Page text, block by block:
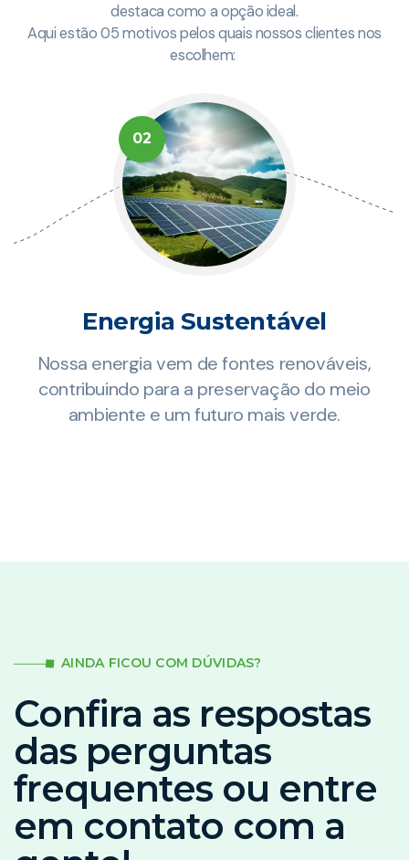
destaca como a opção ideal.
Aqui estão 05 motivos pelos quais nossos clientes nos
escolhem:
02
Energia Sustentável
Nossa energia vem de fontes renováveis,
contribuindo para a preservação do meio
ambiente e um futuro mais verde.
AINDA FICOU COM DÚVIDAS?
Confira as respostas
das perguntas
frequentes ou entre
em contato com a